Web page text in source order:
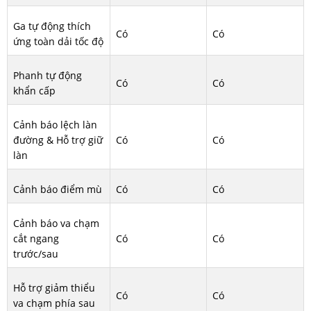
Ga tự động thích
ứng toàn dải tốc độ
Có Có
Phanh tự động
khẩn cấp
Có Có
Cảnh báo lệch làn
đường & Hỗ trợ giữ
làn
Có Có
Cảnh báo điểm mù Có Có
Cảnh báo va chạm
cắt ngang
trước/sau
Có Có
Hỗ trợ giảm thiểu
va chạm phía sau
Có Có